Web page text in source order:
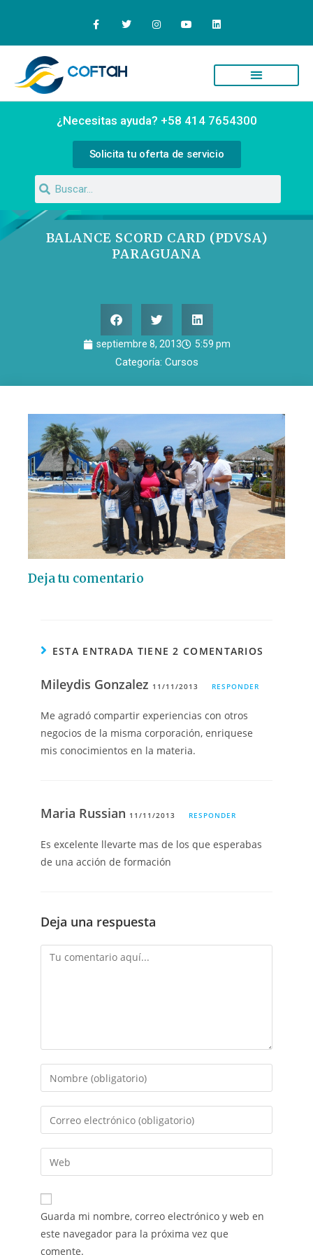
¿Necesitas ayuda? +58 414 7654300
Solicita tu oferta de servicio
BALANCE SCORD CARD (PDVSA)
PARAGUANA
septiembre 8, 2013 5:59 pm
Categoría: Cursos
Deja tu comentario
ESTA ENTRADA TIENE 2 COMENTARIOS
Mileydis Gonzalez 11/11/2013 RESPONDER
Me agradó compartir experiencias con otros
negocios de la misma corporación, enriquese
mis conocimientos en la materia.
Maria Russian 11/11/2013 RESPONDER
Es excelente llevarte mas de los que esperabas
de una acción de formación
Deja una respuesta
Guarda mi nombre, correo electrónico y web en
este navegador para la próxima vez que
comente.